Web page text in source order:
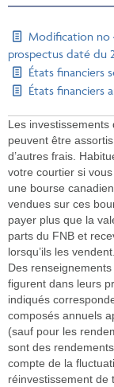
Modification no
prospectus daté du
États financiers
États financiers
Les
peuvent être
d’autres frais.
votre courtier si
une bourse
vendues sur ces
payer plus que la
parts du FNB et
lorsqu’ils les
Des
figurent dans leurs
indiqués
composés annuels
(sauf pour les
sont des
compte de la
réinvestissement de